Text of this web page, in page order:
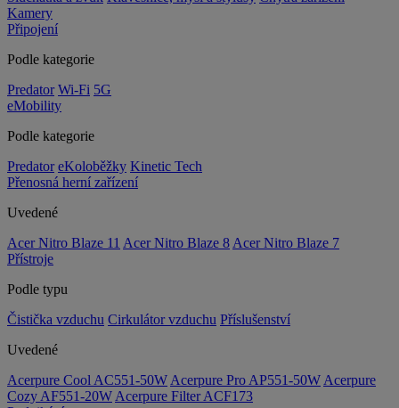
Kamery
Připojení
Podle kategorie
Predator Wi-Fi 5G
eMobility
Podle kategorie
Predator eKoloběžky Kinetic Tech
Přenosná herní zařízení
Uvedené
Acer Nitro Blaze 11 Acer Nitro Blaze 8 Acer Nitro Blaze 7
Přístroje
Podle typu
Čistička vzduchu Cirkulátor vzduchu Příslušenství
Uvedené
Acerpure Cool AC551-50W Acerpure Pro AP551-50W Acerpure
Cozy AF551-20W Acerpure Filter ACF173